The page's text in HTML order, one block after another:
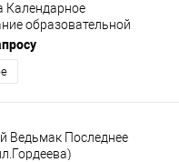
Календарное
образовательной
Старшая группа
Ведьмак Последнее